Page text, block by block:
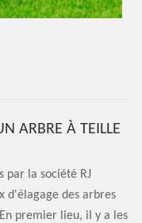
ARBRE À TEILLE
par la société RJ
d'élagage des arbres
premier lieu, il y a les